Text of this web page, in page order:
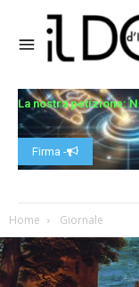
La nostra petizione:
Firma -
Home Giornale